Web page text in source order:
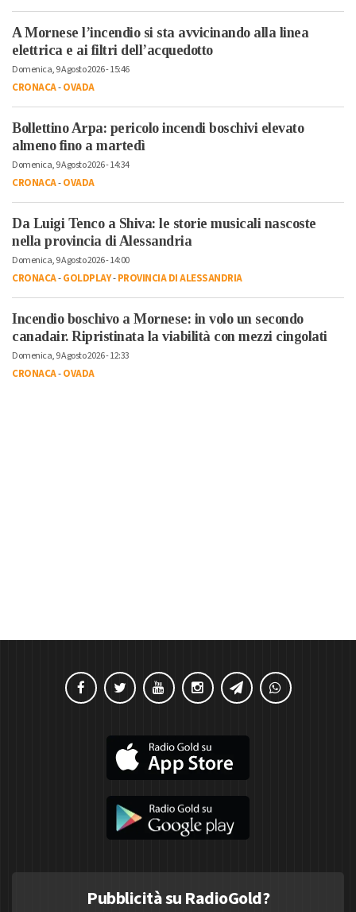
A Mornese l’incendio si sta avvicinando alla linea
elettrica e ai filtri dell’acquedotto
Domenica, 9 Agosto 2026 - 15:46
CRONACA-OVADA
Bollettino Arpa: pericolo incendi boschivi elevato
almeno fino a martedì
Domenica, 9 Agosto 2026 - 14:34
CRONACA-OVADA
Da Luigi Tenco a Shiva: le storie musicali nascoste
nella provincia di Alessandria
Domenica, 9 Agosto 2026 - 14:00
CRONACA-GOLDPLAY-PROVINCIA DI ALESSANDRIA
Incendio boschivo a Mornese: in volo un secondo
canadair. Ripristinata la viabilità con mezzi cingolati
Domenica, 9 Agosto 2026 - 12:33
CRONACA-OVADA
Pubblicità su RadioGold?